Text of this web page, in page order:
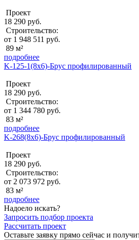
Проект
18 290 руб.
Строительство:
от 1 948 511 руб.
89 м²
подробнее
K-125-1(8х6)-Брус профилированный
Проект
18 290 руб.
Строительство:
от 1 344 780 руб.
83 м²
подробнее
K-268(8x6)-Брус профилированный
Проект
18 290 руб.
Строительство:
от 2 073 972 руб.
83 м²
подробнее
Надоело искать?
Запросить подбор проекта
Рассчитать проект
Оставьте заявку прямо сейчас и